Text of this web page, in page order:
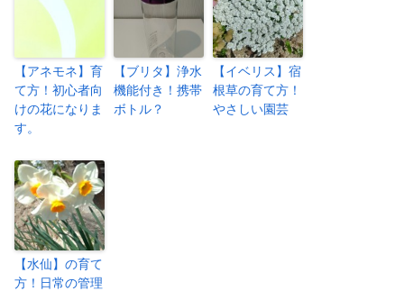
【アネモネ】育
て方！初心者向
けの花になりま
す。
【ブリタ】浄水
機能付き！携帯
ボトル？
【イベリス】宿
根草の育て方！
やさしい園芸
【水仙】の育て
方！日常の管理